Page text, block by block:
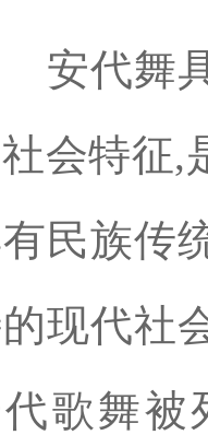
代舞具
会特征,
民族传
现代社
歌舞被